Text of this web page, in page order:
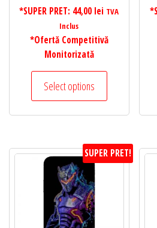
*SUPER PRET: 44,00 lei TVA
Inclus
*Ofertă Competitivă
Monitorizată
Select options
SUPER PRET!